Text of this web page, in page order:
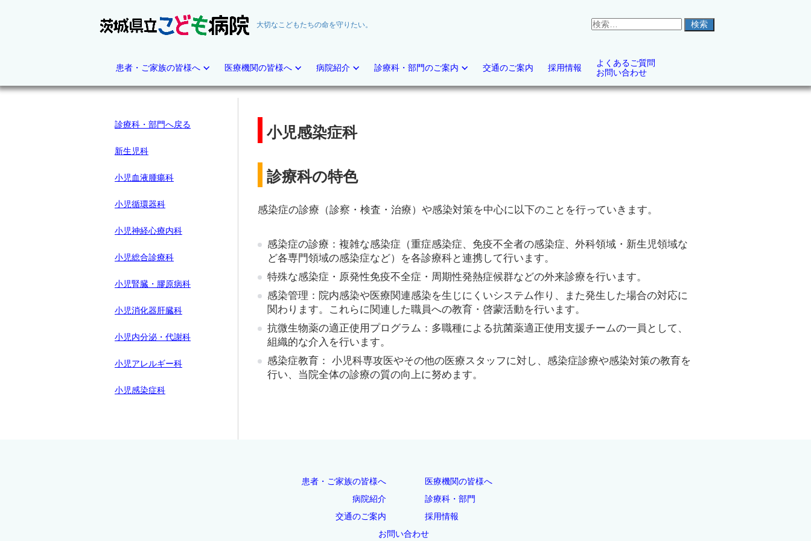
こ
大切なこどもたちの命を守りたい。
検
象:
患者・ご家族の皆様へ
医療機関の皆様へ 病院紹介 診療科・部門のご案内 交通のご案内 採用情報
よくあるご質問
お問い合わせ
診療科・部門へ戻る
新生児科
小児血液腫瘍科
小児循環器科
小児神経心療内科
小児総合診療科
小児腎臓・膠原病科
小児消化器肝臓科
小児内分泌・代謝科
小児アレルギー科
小児感染症科
小児感染症科
診療科の特色
感染症の診療（診察・検査・治療）や感染対策を中心に以下のことを行っていきます。
感染症の診療：複雑な感染症（重症感染症、免疫不全者の感染症、外科領域・新生児領域な
ど各専門領域の感染症など）を各診療科と連携して行います。
特殊な感染症・原発性免疫不全症・周期性発熱症候群などの外来診療を行います。
感染管理：院内感染や医療関連感染を生じにくいシステム作り、また発生した場合の対応に
関わります。これらに関連した職員への教育・啓蒙活動を行います。
抗微生物薬の適正使用プログラム：多職種による抗菌薬適正使用支援チームの一員として、
組織的な介入を行います。
感染症教育： 小児科専攻医やその他の医療スタッフに対し、感染症診療や感染対策の教育を
行い、当院全体の診療の質の向上に努めます。
患者・ご家族の皆様へ
医療機関の皆様へ
病院紹介
診療科・部門
交通のご案内
採用情報
お問い合わせ